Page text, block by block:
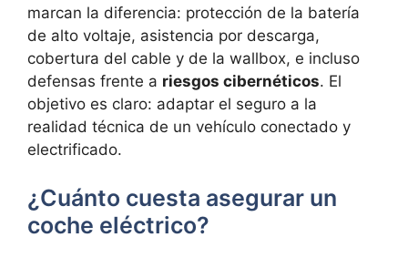
marcan la diferencia: protección de la batería
de alto voltaje, asistencia por descarga,
cobertura del cable y de la wallbox, e incluso
defensas frente a riesgos cibernéticos. El
objetivo es claro: adaptar el seguro a la
realidad técnica de un vehículo conectado y
electrificado.
¿Cuánto cuesta asegurar un
coche eléctrico?